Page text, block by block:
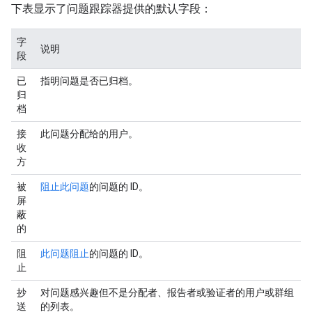
下表显示了问题跟踪器提供的默认字段：
字
段
说明
已
归
档
指明问题是否已归档。
接
收
方
此问题分配给的用户。
被
屏
蔽
的
阻止此问题的问题的 ID。
阻
止
此问题阻止的问题的 ID。
抄
送
对问题感兴趣但不是分配者、报告者或验证者的用户或群组
的列表。